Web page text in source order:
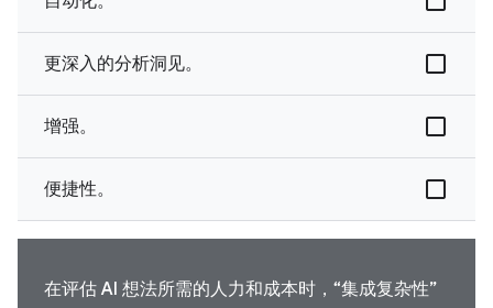
更深入的分析洞见。
增强。
便捷性。
在评估 AI 想法所需的人力和成本时，“集成复杂性”